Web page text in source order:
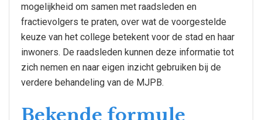
mogelijkheid om samen met raadsleden en
fractievolgers te praten, over wat de voorgestelde
keuze van het college betekent voor de stad en haar
inwoners. De raadsleden kunnen deze informatie tot
zich nemen en naar eigen inzicht gebruiken bij de
verdere behandeling van de MJPB.
Bekende formule